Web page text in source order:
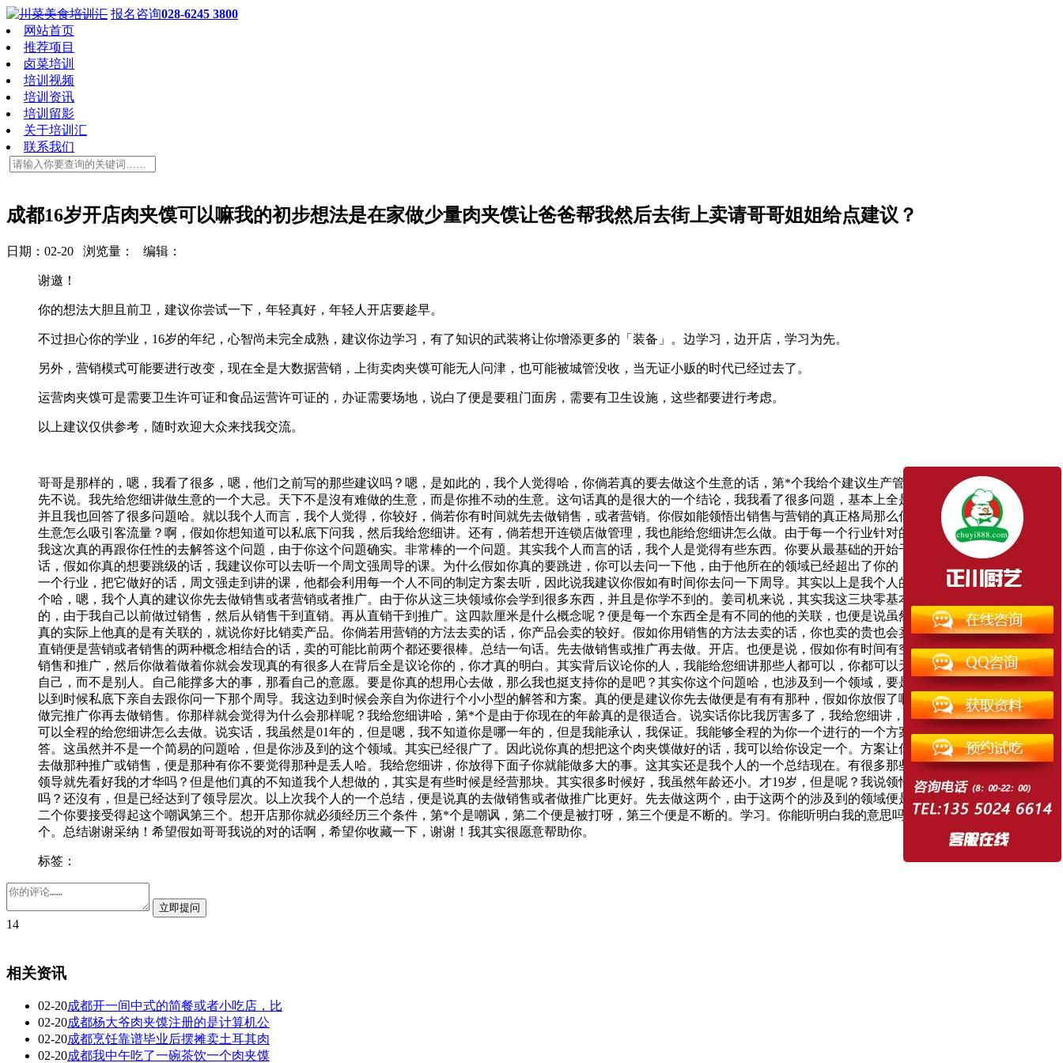
报名咨询028-6245 3800
网站首页
推荐项目
卤菜培训
培训视频
培训资讯
培训留影
关于培训汇
联系我们
成都16岁开店肉夹馍可以嘛我的初步想法是在家做少量肉夹馍让爸爸帮我然后去街上卖请哥哥姐姐给点建议？
日期：02-20 浏览量： 编辑：
谢邀！
你的想法大胆且前卫，建议你尝试一下，年轻真好，年轻人开店要趁早。
不过担心你的学业，16岁的年纪，心智尚未完全成熟，建议你边学习，有了知识的武装将让你增添更多的「装备」。边学习，边开店，学习为先。
另外，营销模式可能要进行改变，现在全是大数据营销，上街卖肉夹馍可能无人问津，也可能被城管没收，当无证小贩的时代已经过去了。
运营肉夹馍可是需要卫生许可证和食品运营许可证的，办证需要场地，说白了便是要租门面房，需要有卫生设施，这些都要进行考虑。
以上建议仅供参考，随时欢迎大众来找我交流。
哥哥是那样的，嗯，我看了很多，嗯，他们之前写的那些建议吗？嗯，是如此的，我个人觉得哈，你倘若真的要去做这个生意的话，第*个我给个建议生产管理许可证，这边这个证我们
先不说。我先给您细讲做生意的一个大忌。天下不是沒有难做的生意，而是你推不动的生意。这句话真的是很大的一个结论，我我看了很多问題，基本上全是关于你这种开店的问題。
并且我也回答了很多问題哈。就以我个人而言，我个人觉得，你较好，倘若你有时间就先去做销售，或者营销。你假如能领悟出销售与营销的真正格局那么你就可以去做生意。但是做
生意怎么吸引客流量？啊，假如你想知道可以私底下问我，然后我给您细讲。还有，倘若想开连锁店做管理，我也能给您细讲怎么做。由于每一个行业针对的每一个运营方案就不同。
我这次真的再跟你任性的去解答这个问題，由于你这个问題确实。非常棒的一个问題。其实我个人而言的话，我个人是觉得有些东西。你要从最基础的开始干起，假如你真的要跳级的
话，假如你真的想要跳级的话，我建议你可以去听一个周文强周导的课。为什么假如你真的要跳进，你可以去问一下他，由于他所在的领域已经超出了你的，你每次你假如真的想去做
一个行业，把它做好的话，周文强走到讲的课，他都会利用每一个人不同的制定方案去听，因此说我建议你假如有时间你去问一下周导。其实以上是我个人的建议啊，还有呢便是你这
个哈，嗯，我个人真的建议你先去做销售或者营销或者推广。由于你从这三块领域你会学到很多东西，并且是你学不到的。姜司机来说，其实我这三块零基本上已经学懂了。是如此
的，由于我自己以前做过销售，然后从销售干到直销。再从直销干到推广。这四款厘米是什么概念呢？便是每一个东西全是有不同的他的关联，也便是说虽然你看起来全是很假，但是
真的实际上他真的是有关联的，就说你好比销卖产品。你倘若用营销的方法去卖的话，你产品会卖的较好。假如你用销售的方法去卖的话，你也卖的贵也会卖的比更好。但是假如是用
直销便是营销或者销售的两种概念相结合的话，卖的可能比前两个都还要很棒。总结一句话。先去做销售或推广再去做。开店。也便是说，假如你有时间有空闲的那些时间，你就去做
销售和推广，然后你做着做着你就会发现真的有很多人在背后全是议论你的，你才真的明白。其实背后议论你的人，我能给您细讲那些人都可以，你都可以无论。你要记住成就的是你
自己，而不是别人。自己能撑多大的事，那看自己的意愿。要是你真的想用心去做，那么我也挺支持你的是吧？其实你这个问題哈，也涉及到一个领域，要是你真的想去做的话，我可
以到时候私底下亲自去跟你问一下那个周导。我这边到时候会亲自为你进行个小小型的解答和方案。真的便是建议你先去做便是有有有那种，假如你放假了啊，有空你就先去做推广。
做完推广你再去做销售。你那样就会觉得为什么会那样呢？我给您细讲哈，第*个是由于你现在的年龄真的是很适合。说实话你比我厉害多了，我给您细讲，但是你倘若真的想去做，我
可以全程的给您细讲怎么去做。说实话，我虽然是01年的，但是嗯，我不知道你是哪一年的，但是我能承认，我保证。我能够全程的为你一个进行的一个方案指导，然后加一个投资解
答。这虽然并不是一个简易的问題哈，但是你涉及到的这个领域。其实已经很广了。因此说你真的想把这个肉夹馍做好的话，我可以给你设定一个。方案让你去做。故此说我建议你先
去做那种推广或销售，便是那种有你不要觉得那种是丢人哈。我给您细讲，你放得下面子你就能做多大的事。这其实还是我个人的一个总结现在。有很多那些领导啊，都问过我就说罗
领导就先看好我的才华吗？但是他们真的不知道我个人想做的，其实是有些时候是经营那块。其实很多时候好，我虽然年龄还小。才19岁，但是呢？我说领悟到的层次已经超出了领导
吗？还沒有，但是已经达到了领导层次。以上次我个人的一个总结，便是说真的去做销售或者做推广比更好。先去做这两个，由于这两个的涉及到的领域便是第*个是你会被人嘲讽。第
二个你要接受得起这个嘲讽第三个。想开店那你就必须经历三个条件，第*个是嘲讽，第二个便是被打呀，第三个便是不断的。学习。你能听明白我的意思吗？哥哥一生是我个人的一
个。总结谢谢采纳！希望假如哥哥我说的对的话啊，希望你收藏一下，谢谢！我其实很愿意帮助你。
标签：
14
相关资讯
02-20成都开一间中式的简餐或者小吃店，比
02-20成都杨大爷肉夹馍注册的是计算机公
02-20成都烹饪靠谱毕业后摆摊卖土耳其肉
02-20成都我中午吃了一碗茶饮一个肉夹馍